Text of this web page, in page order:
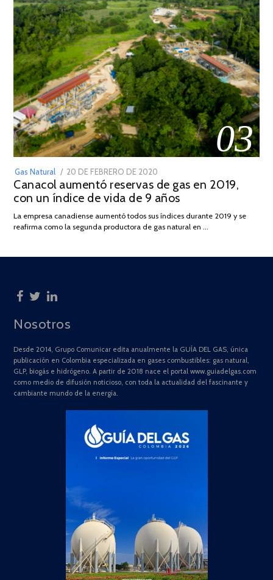
03
Gas Natural
POSTED
ON
20 DE FEBRERO DE 2020
DE
JULIO
2025
Canacol aumentó reservas de gas en 2019,
con un índice de vida de 9 años
La empresa canadiense aumentó todos sus índices durante 2019 y se
reafirma como la segunda productora de gas natural en …
Nosotros
Desde 2014, Grupo Comunicar edita anualmente la GUÍA DEL GAS, única
publicación en Colombia especializada en gases combustibles: gas natural,
GLP, biogás e hidrógeno. A partir de 2018 nace el portal www.guiadelgas.com
como medio de difusión noticioso, con toda la actualidad del fascinante y
cambiante mundo de la energía.